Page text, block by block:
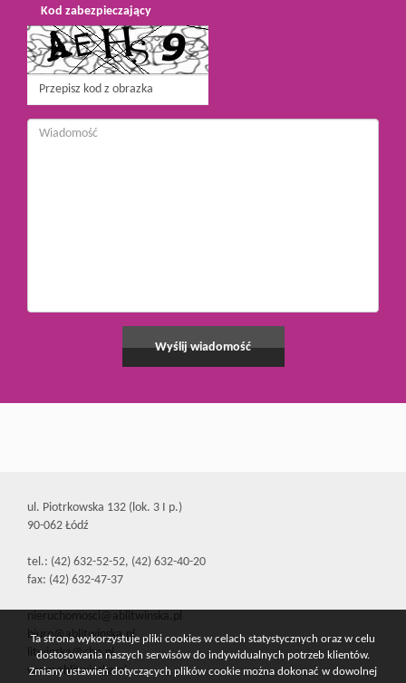
Kod zabezpieczający
ul. Piotrkowska 132 (lok. 3 I p.)
90-062 Łódź
tel.: (42) 632-52-52, (42) 632-40-20
fax: (42) 632-47-37
nieruchomosci@ablitwinska.pl
biuro@ablitwinska.pl
litwinska@cbn.pl
www.ablitwinska.pl
Ta strona wykorzystuje pliki cookies w celach statystycznych oraz w celu
dostosowania naszych serwisów do indywidualnych potrzeb klientów.
Zmiany ustawień dotyczących plików cookie można dokonać w dowolnej